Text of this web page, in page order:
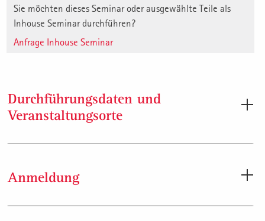
Sie möchten dieses Seminar oder ausgewählte Teile als
Inhouse Seminar durchführen?
Anfrage Inhouse Seminar
Durchführungsdaten und
Veranstaltungsorte
Durchführungsdaten
Anmeldung